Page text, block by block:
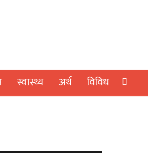
स्वास्थ्य अर्थ विविध